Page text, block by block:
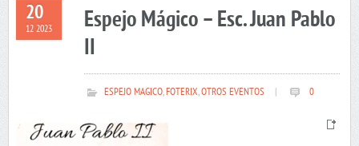
20
12 2023
Espejo Mágico – Esc. Juan Pablo
II
ESPEJO MAGICO,FOTERIX,OTROS EVENTOS 0